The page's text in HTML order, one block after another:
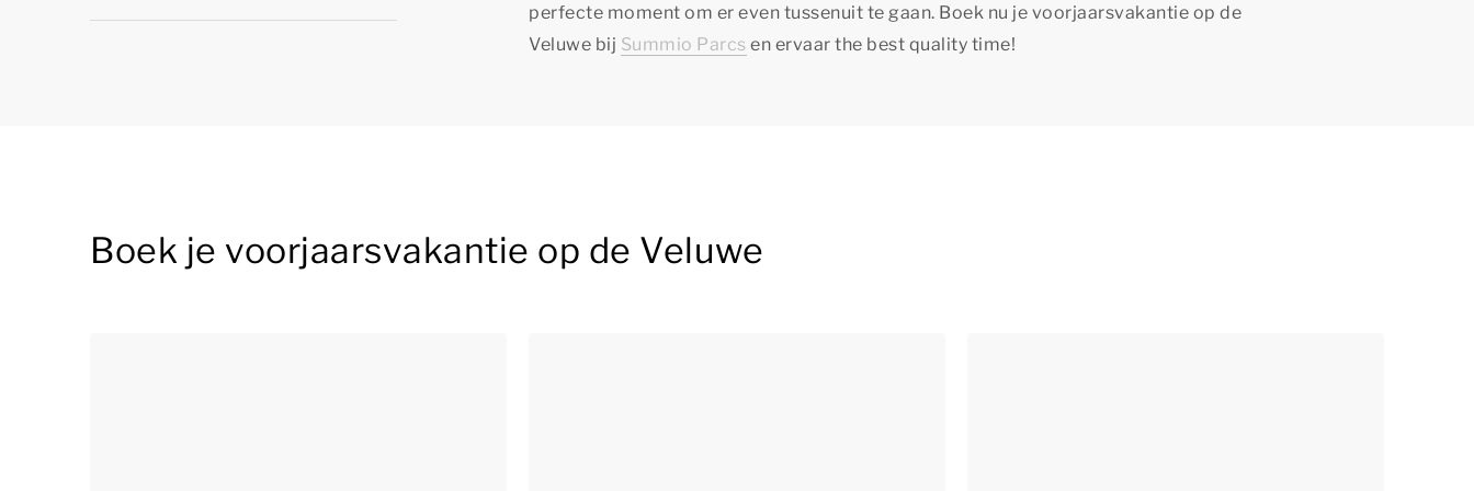
perfecte moment om er even tussenuit te gaan. Boek nu je voorjaarsvakantie op de
Veluwe bij Summio Parcs en ervaar the best quality time!
Boek je voorjaarsvakantie op de Veluwe